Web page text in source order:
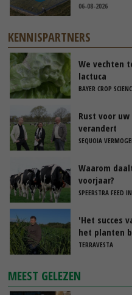
06-08-2026
KENNISPARTNERS
We vechten
lactuca
BAYER CROP
Rust voor
verandert
SEQUOIA
Waarom
voorjaar?
SPEERSTRA FEED
'Het succes
het planten
TERRAVESTA
MEEST GELEZEN